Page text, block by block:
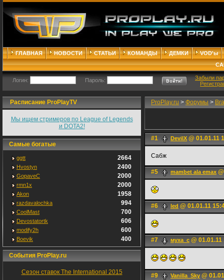
ГЛАВНАЯ НОВОСТИ СТАТЬИ КОМАНДЫ ДЕМКИ
VOD'ы
Логин: Пароль:
Забыли
Расписание ProPlayTV
Мы ищем стримеров по League of Legends
и DOTA2!
Самые богатые
ggtt 2664
Hvostyn 2400
GopaveC 2000
rmn1x 2000
Akon 1958
razdavalochka 994
CoolMast 700
Devostatortk 606
modify2h 600
Boevik 400
События ProPlay.ru
Сезон ставок The International 2015
ProPlay.ru > Форумы >
#1 DevilX @ 01.01.11
Сабж
#5 mambet ala emax
#6 led @ 01.01.11
#7 муха_с @ 01.01.11
#9 Vanilla_Sky @